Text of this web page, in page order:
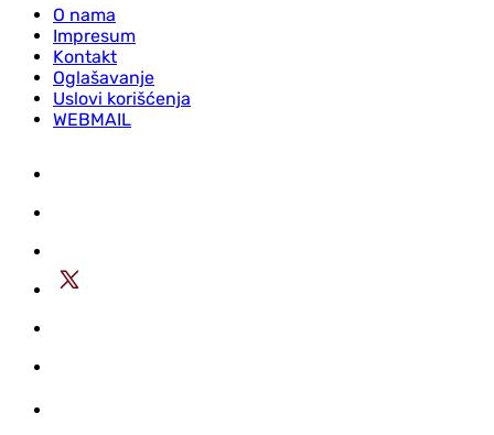
O nama
Impresum
Kontakt
Oglašavanje
Uslovi korišćenja
WEBMAIL